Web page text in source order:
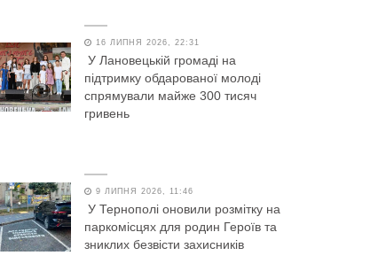
16 ЛИПНЯ 2026, 22:31
У Лановецькій громаді на
підтримку обдарованої молоді
спрямували майже 300 тисяч
гривень
9 ЛИПНЯ 2026, 11:46
У Тернополі оновили розмітку на
паркомісцях для родин Героїв та
зниклих безвісти захисників